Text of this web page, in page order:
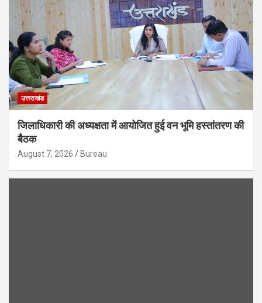
उत्तराखंड
जिलाधिकारी की अध्यक्षता में आयोजित हुई वन भूमि हस्तांतरण की
बैठक
August 7, 2026 Bureau